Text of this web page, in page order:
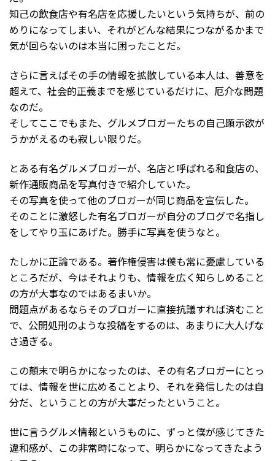
知己の飲食店や有名店を応援したいという気持ちが、前の
めりになってしまい、それがどんな結果につながるかまで
気が回らないのは本当に困ったことだ。
さらに言えばその手の情報を拡散している本人は、善意を
超えて、社会的正義までを感じているだけに、厄介な問題
なのだ。
そしてここでもまた、グルメブロガーたちの自己顕示欲が
うかがえるのも寂しい限りだ。
とある有名グルメブロガーが、名店と呼ばれる和食店の、
新作通販商品を写真付きで紹介していた。
その写真を使って他のブロガーが同じ商品を宣伝した。
そのことに激怒した有名ブロガーが自分のブログで名指し
をしてやり玉にあげた。勝手に写真を使うなと。
たしかに正論である。著作権侵害は僕も常に憂慮している
ところだが、今はそれよりも、情報を広く知らしめること
の方が大事なのではあるまいか。
問題点があるならそのブロガーに直接抗議すれば済むこと
で、公開処刑のような投稿をするのは、あまりに大人げな
さ過ぎる。
この顛末で明らかになったのは、その有名ブロガーにとっ
ては、情報を世に広めることより、それを発信したのは自
分だ、ということの方が大事だったということ。
世に言うグルメ情報というものに、ずっと僕が感じてきた
違和感が、この非常時になって、明らかになってきたよう